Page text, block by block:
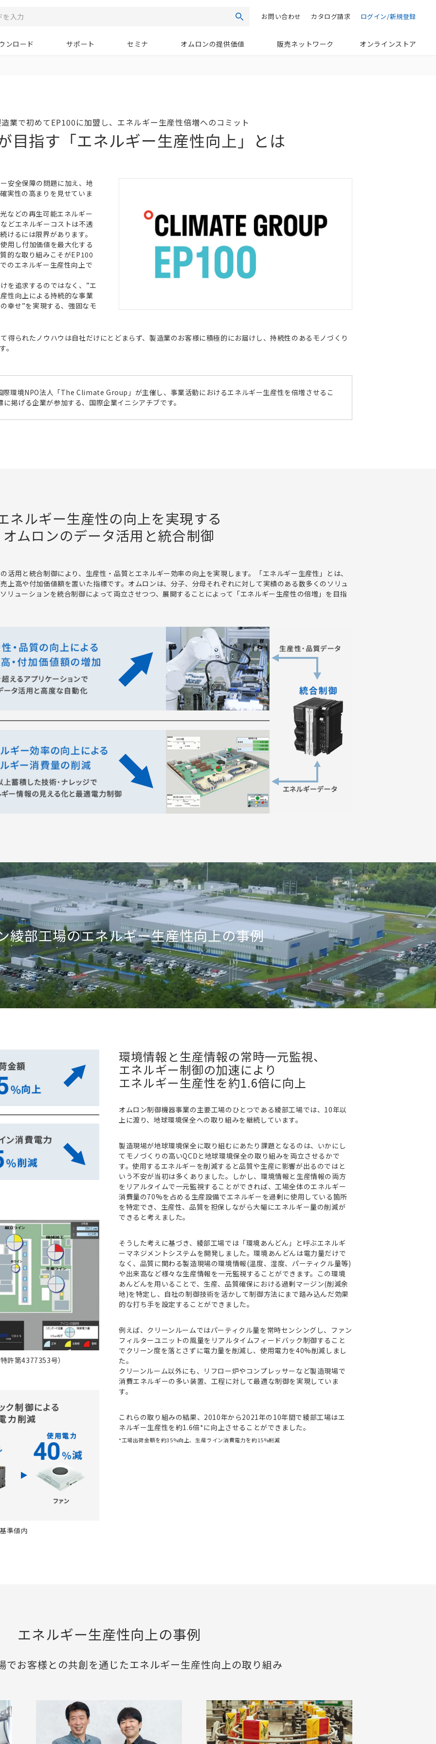
検索 ログイン/新規登録
カタログ請求
お問い合わせ
ンロード サポート セミナ オムロンの提供価値 販売ネットワーク オンラインストア
業で初めてEP100に加盟し、 エネルギー生産性倍増へのコミット
目指す 「エネルギー生産性向上」とは
安全保障の問題に加え、地
実性の高まりを見せていま
などの再生可能エネルギー
どエネルギーコストは不透
けるには限界があります。
用し付加価値を最大化する
的な取り組みこそがEP100
のエネルギー生産性向上で
を追求するのではなく、”エ
性向上による持続的な事業
幸せ”を実現する、強固なモ
得られたノウハウは自社だけにとどまらず、製造業のお客様に積極的にお届けし、持続性のあるモノづくり
。
環境NPO法人「The Climate Group」が主催し、事業活動におけるエネルギー生産性を倍増させるこ
掲げる企業が参加する、国際企業イニシアチブです。
ネルギー⽣産性の向上を実現する
オムロンのデータ活用と統合制御
活用と統合制御により、生産性・品質とエネルギー効率の向上を実現します。「エネルギー生産性」とは、
上高や付加価値額を置いた指標です。オムロンは、分子、分母それぞれに対して実績のある数多くのソリュ
リューションを統合制御によって両立させつつ、展開することによって「エネルギー生産性の倍増」を目指
綾部工場のエネルギー生産性向上の事例
許第4377353号）
準値内
環境情報と生産情報の常時一元監視、
エネルギー制御の加速により
エネルギー生産性を約1.6倍に向上
オムロン制御機器事業の主要工場のひとつである綾部工場では、10年以
上に​渡り、地球環境保全への取り組みを継続しています。
製造現場が地球環境保全に取り組むにあたり課題となるのは、いかにし
てモノづくりの高いQCDと地球環境保全の取り組みを両立させるかで
す。使用するエネルギーを削減すると品質や生産に影響が出るのではと
いう不安が当初は多くありました。​しかし、環境情報と生産情報の両方
をリアルタイムで一元監視することができれば、工場全体のエネルギー
消費量の70%を占める生産設備でエネルギーを過剰に使用している箇所
を特定でき、生産性、品質を担保しながら大幅にエネルギー量の削減が
できると考えました。
そうした考えに基づき、綾部工場では「環境あんどん」と呼ぶエネルギ
ーマネジメントシステムを開発しました。環境あんどんは電力量だけで
なく、品質に関わる製造現場の環境情報(温度、湿度、パーティクル量等)
や出来高など様々な生産情報を一元監視することができます。この環境
あんどんを用いることで、⽣産、品質確保における過剰マージン(削減余
地)を特定し、自社の制御技術を活かして制御方法にまで踏み込んだ効果
的な打ち⼿を設定することができました。
例えば、クリーンルームではパーティクル量を常時センシングし、ファン
フィルターユニットの⾵量をリアルタイムフィードバック制御すること
でクリーン度を落とさずに電⼒量を削減し、使⽤電⼒を40%削減しまし
た。
クリーンルーム以外にも、リフロー炉やコンプレッサーなど製造現場で
消費エネルギーの多い装置、工程に対して最適な制御を実現していま
す。
これらの取り組みの結果、2010年から2021年の10年間で綾部工場はエ
ネルギー生産性を約1.6倍*に向上させることができました。
*⼯場出荷⾦額を約35%向上、⽣産ライン消費電⼒を約15%削減
エネルギー生産性向上の事例
でお客様との共創を通じたエネルギー⽣産性向上の取り組み
Play
Video